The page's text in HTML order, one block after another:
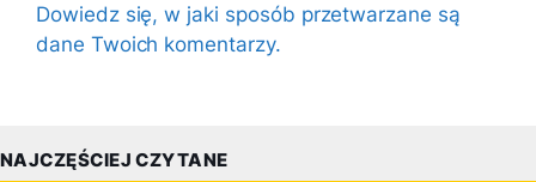
Dowiedz się, w jaki sposób przetwarzane są
dane Twoich komentarzy.
NAJCZĘŚCIEJ CZYTANE